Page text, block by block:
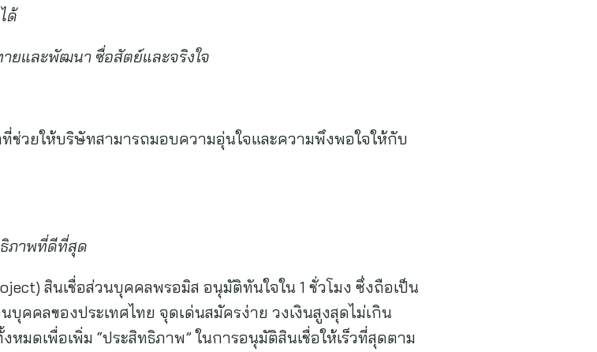
ด้
ยและพัฒนา ซื่อสัตย์และจริงใจ
วยให้บริษัทสามารถมอบความอุ่นใจและความพึงพอใจให้กับ
ภาพที่ดีที่สุด
สินเชื่อส่วนบุคคลพรอมิส อนุมัติทันใจใน 1 ชั่วโมง ซึ่งถือเป็น
คคลของประเทศไทย จุดเด่นสมัครง่าย วงเงินสูงสุดไม่เกิน
ดเพื่อเพิ่ม “ประสิทธิภาพ” ในการอนุมัติสินเชื่อให้เร็วที่สุดตาม